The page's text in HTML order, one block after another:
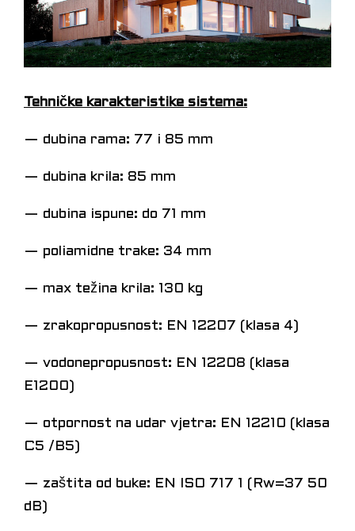
Tehničke karakteristike sistema:
— dubina rama: 77 i 85 mm
— dubina krila: 85 mm
— dubina ispune: do 71 mm
— poliamidne trake: 34 mm
— max težina krila: 130 kg
— zrakopropusnost: EN 12207 (klasa 4)
— vodonepropusnost: EN 12208 (klasa
E1200)
— otpornost na udar vjetra: EN 12210 (klasa
C5 /B5)
— zaštita od buke: EN ISO 717 1 (Rw=37 50
dB)